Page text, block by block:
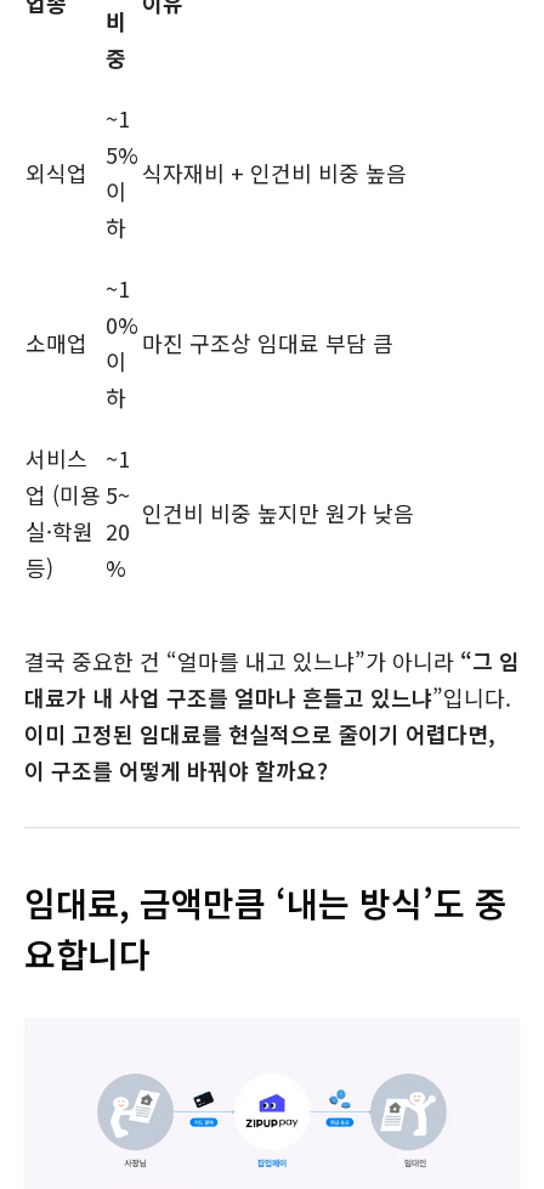
비
중
외식업
~1
5%
이
하
식자재비 + 인건비 비중 높음
소매업
~1
0%
이
하
마진 구조상 임대료 부담 큼
서비스
업 (미용
실·학원
등)
~1
5~
20
%
인건비 비중 높지만 원가 낮음
결국 중요한 건 “얼마를 내고 있느냐”가 아니라 “그 임
대료가 내 사업 구조를 얼마나 흔들고 있느냐”입니다.
이미 고정된 임대료를 현실적으로 줄이기 어렵다면,
이 구조를 어떻게 바꿔야 할까요?
임대료, 금액만큼 ‘내는 방식’도 중
요합니다